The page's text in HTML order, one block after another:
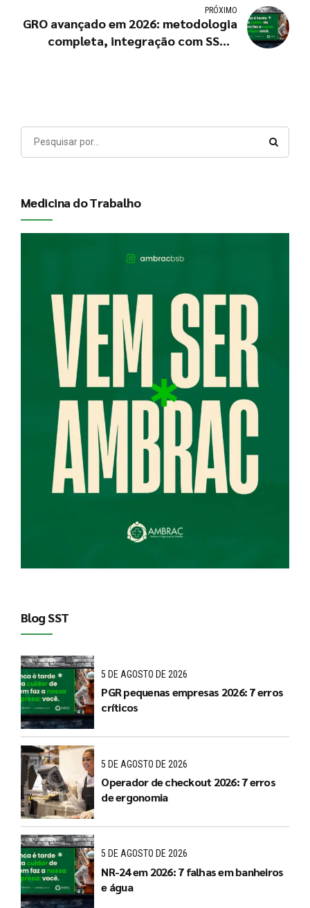
PRÓXIMO
GRO avançado em 2026: metodologia
completa, integração com SST e
Medicina do Trabalho
Blog SST
5 DE AGOSTO DE 2026
PGR pequenas empresas 2026: 7 erros
críticos
5 DE AGOSTO DE 2026
Operador de checkout 2026: 7 erros
de ergonomia
5 DE AGOSTO DE 2026
NR-24 em 2026: 7 falhas em banheiros
e água